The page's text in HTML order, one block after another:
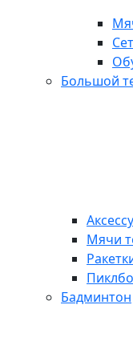
Большой
Мячи
Бадминтон